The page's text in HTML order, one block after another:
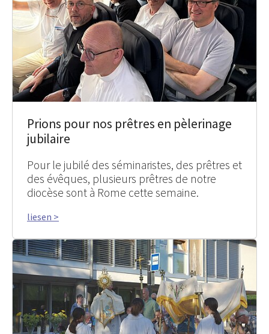
Prions pour nos prêtres en pèlerinage
jubilaire
Pour le jubilé des séminaristes, des prêtres et
des évêques, plusieurs prêtres de notre
diocèse sont à Rome cette semaine.
liesen >